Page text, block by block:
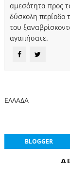
αμεσότητα προς
δύσκολη περίοδο
του
αγαπήσατε.
ΕΛΛΑΔΑ
BLOGGER